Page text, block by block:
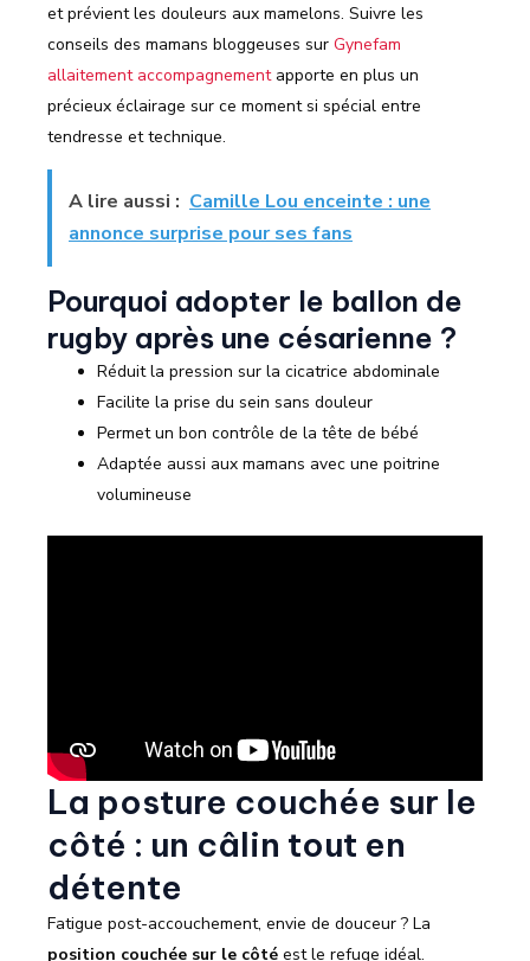
et prévient les douleurs aux mamelons. Suivre les
conseils des mamans bloggeuses sur Gynefam
allaitement accompagnementapporte en plus un
précieux éclairage sur ce moment si spécial entre
tendresse et technique.
A lire aussi : Camille Lou enceinte : une
annonce surprise pour ses fans
Pourquoi adopter le ballon de
rugby après une césarienne ?
Réduit la pression sur la cicatrice abdominale
Facilite la prise du sein sans douleur
Permet un bon contrôle de la tête de bébé
Adaptée aussi aux mamans avec une poitrine
volumineuse
La posture couchée sur le
côté : un câlin tout en
détente
Fatigue post-accouchement, envie de douceur ? La
position couchée sur le côté est le refuge idéal.